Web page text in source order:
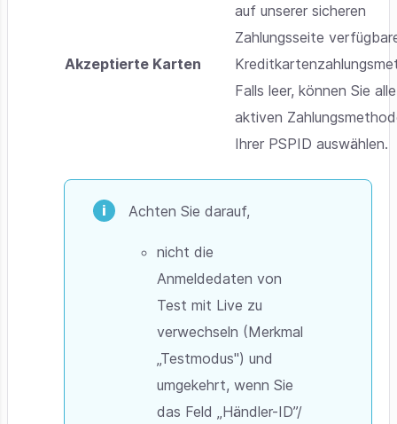
Akzeptierte Karten
auf unserer sicheren
Zahlungsseite
Falls leer, können Sie alle
aktiven
Ihrer PSPID auswählen.
Achten Sie darauf,
nicht die
Anmeldedaten von
Test mit Live zu
verwechseln (Merkmal
„Testmodus") und
umgekehrt, wenn Sie
das Feld „Händler-ID”/